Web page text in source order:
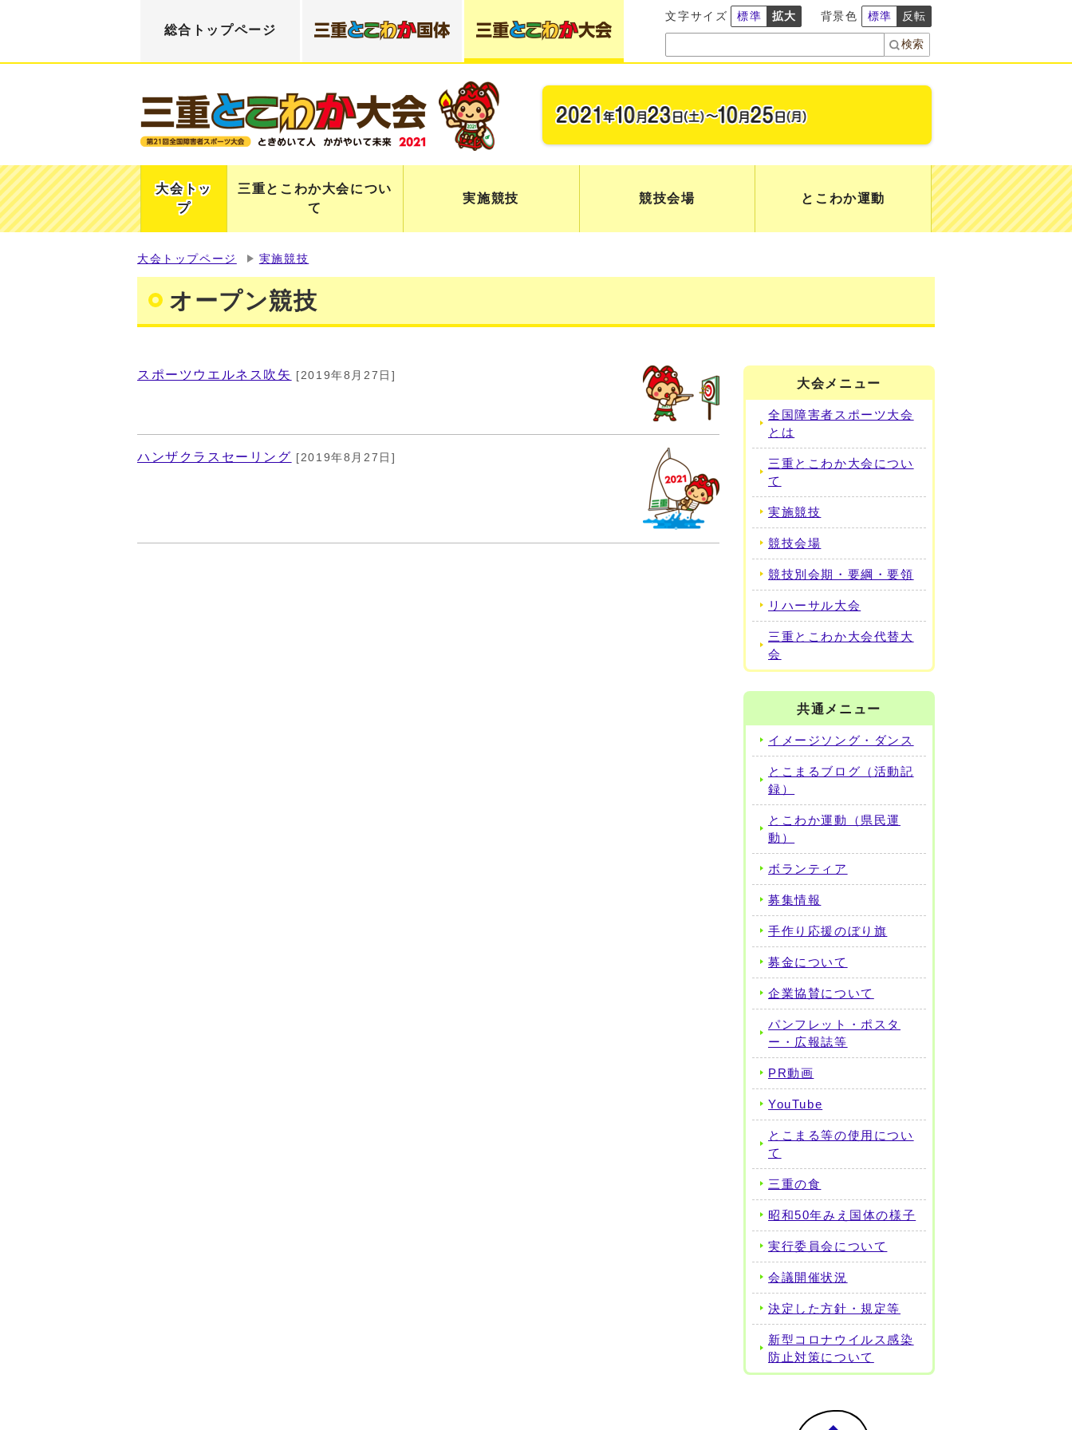
総合トップページ
文字サイズ 標準 拡大 背景色 標準 反転
大会トッ
プ
三重とこわか大会につい
て
実施競技 競技会場 とこわか運動
大会トップページ 実施競技
オープン競技
スポーツウエルネス吹矢 [2019年8月27日]
ハンザクラスセーリング [2019年8月27日]
大会メニュー
全国障害者スポーツ大会
とは
三重とこわか大会につい
て
実施競技
競技会場
競技別会期・要綱・要領
リハーサル大会
三重とこわか大会代替大
会
共通メニュー
イメージソング・ダンス
とこまるブログ（活動記
録）
とこわか運動（県民運
動）
ボランティア
募集情報
手作り応援のぼり旗
募金について
企業協賛について
パンフレット・ポスタ
ー・広報誌等
PR動画
YouTube
とこまる等の使用につい
て
三重の食
昭和50年みえ国体の様子
実行委員会について
会議開催状況
決定した方針・規定等
新型コロナウイルス感染
防止対策について